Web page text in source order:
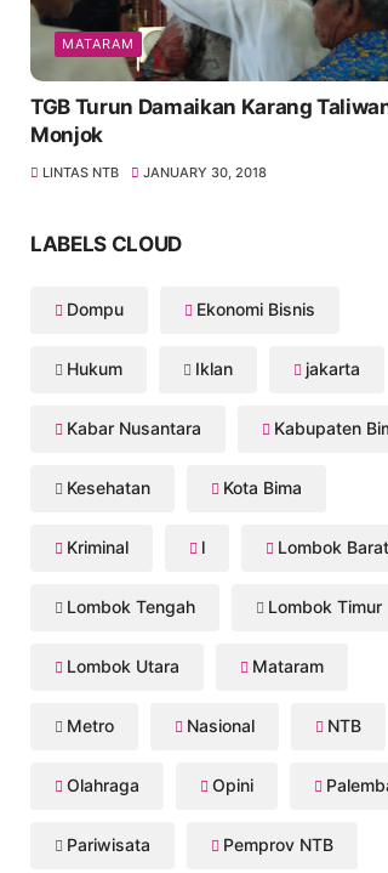
MATARAM
TGB Turun Damaikan Karang
Monjok
LINTAS NTB JANUARY 30, 2018
LABELS CLOUD
Dompu Ekonomi Bisnis
Hukum Iklan jakarta
Kabar Nusantara Kabupaten
Kesehatan Kota Bima
Kriminal l Lombok Barat
Lombok Tengah Lombok Timur
Lombok Utara Mataram
Metro Nasional NTB
Olahraga Opini
Pariwisata Pemprov NTB